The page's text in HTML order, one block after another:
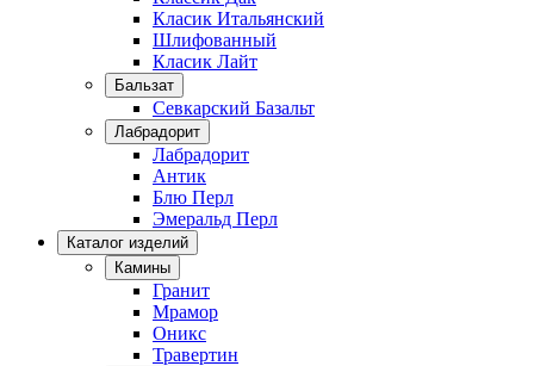
Класик Итальянский
Шлифованный
Класик Лайт
Бальзат
Севкарский Базальт
Лабрадорит
Лабрадорит
Антик
Блю Перл
Эмеральд Перл
Каталог изделий
Камины
Гранит
Мрамор
Оникс
Травертин